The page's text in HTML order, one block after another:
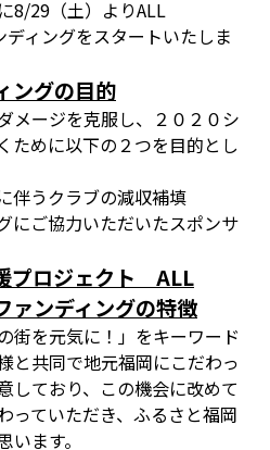
8/29（土）よりALL
ィングをスタートいたしま
ングの目的
メージを克服し、２０２０シ
ために以下の２つを目的とし
伴うクラブの減収補填
にご協力いただいたスポンサ
プロジェクト ALL
ァンディングの特徴
街を元気に！」をキーワード
と共同で地元福岡にこだわっ
しており、この機会に改めて
っていただき、ふるさと福岡
ます。